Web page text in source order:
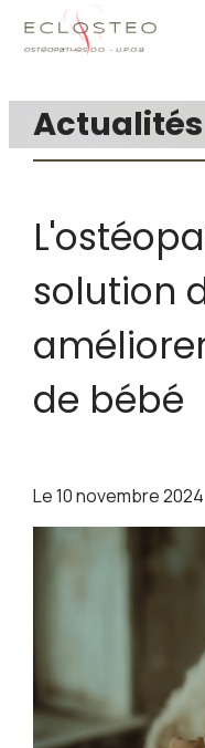
Actualités
solution
de bébé
Le10 novembre 2024
Panneau de gestion des